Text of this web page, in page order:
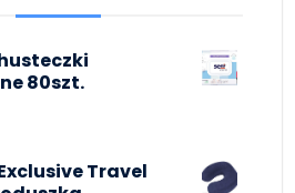
80szt.
Travel